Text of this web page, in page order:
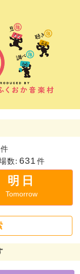
件
数: 631 件
明日
Tomorrow